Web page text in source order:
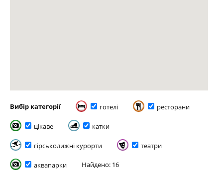
Вибір категорії готелі ресторани
цікаве катки
гірськолижні курорти театри
аквапарки Найдено: 16